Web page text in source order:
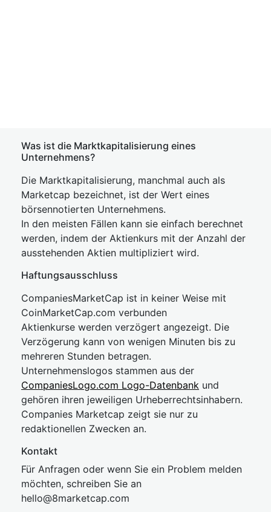
Was ist die Marktkapitalisierung eines
Unternehmens?
Die Marktkapitalisierung, manchmal auch als
Marketcap bezeichnet, ist der Wert eines
börsennotierten Unternehmens.
In den meisten Fällen kann sie einfach berechnet
werden, indem der Aktienkurs mit der Anzahl der
ausstehenden Aktien multipliziert wird.
Haftungsausschluss
CompaniesMarketCap ist in keiner Weise mit
CoinMarketCap.com verbunden
Aktienkurse werden verzögert angezeigt. Die
Verzögerung kann von wenigen Minuten bis zu
mehreren Stunden betragen.
Unternehmenslogos stammen aus der
CompaniesLogo.com Logo-Datenbank und
gehören ihren jeweiligen Urheberrechtsinhabern.
Companies Marketcap zeigt sie nur zu
redaktionellen Zwecken an.
Kontakt
Für Anfragen oder wenn Sie ein Problem melden
möchten, schreiben Sie an
hello@8marketcap.com